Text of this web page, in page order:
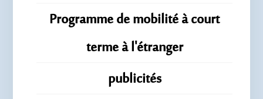
Programme de mobilité à court
terme à l'étranger
publicités